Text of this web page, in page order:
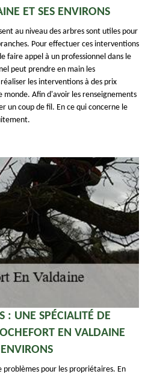
ET SES ENVIRONS
au niveau des arbres sont utiles pour
Pour effectuer ces interventions
faire appel à un professionnel dans le
peut prendre en main les
les interventions à des prix
monde. Afin d'avoir les renseignements
un coup de fil. En ce qui concerne le
: UNE SPÉCIALITÉ DE
EN VALDAINE
problèmes pour les propriétaires. En